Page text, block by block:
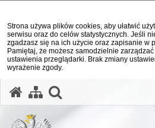
Strona używa plików cookies, aby ułatwić
serwisu oraz do celów statystycznych. Jeśli
zgadzasz się na ich użycie oraz zapisanie w
Pamiętaj, że możesz samodzielnie
ustawienia przeglądarki. Brak zmiany
wyrażenie zgody.